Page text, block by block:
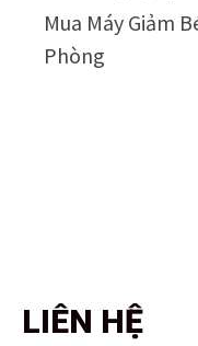
Mua Máy Giảm
Phòng
LIÊN HỆ